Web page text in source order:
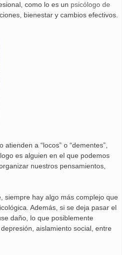
como lo es un psicólogo de
bienestar y cambios efectivos.
a “locos” o “dementes”,
es alguien en el que podemos
nuestros pensamientos,
siempre hay algo más complejo que
Además, si se deja pasar el
daño, lo que posiblemente
aislamiento social, entre